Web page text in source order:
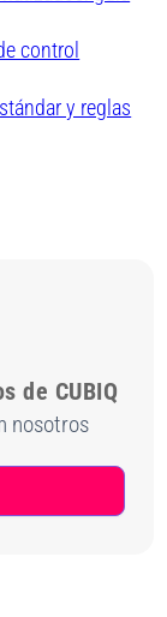
control
y reglas
de CUBIQ
nosotros